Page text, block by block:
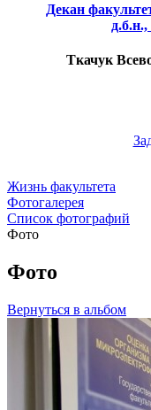
Декан
Ткачук
Жизнь факультета
Фотогалерея
Список фотографий
Фото
Фото
Вернуться в альбом